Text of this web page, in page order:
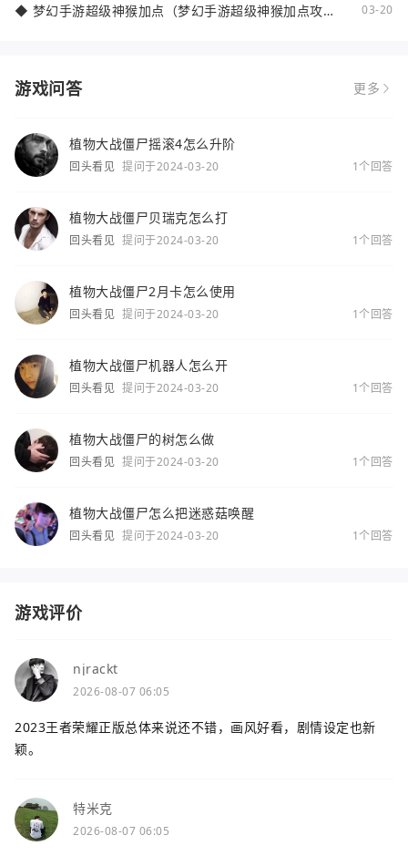
◆ 梦幻手游超级神猴加点（梦幻手游超级神猴加点攻
03-20
游戏问答 更多
植物大战僵尸摇滚4怎么升阶
回头看见 提问于2024-03-20 1个回答
植物大战僵尸贝瑞克怎么打
回头看见 提问于2024-03-20 1个回答
植物大战僵尸2月卡怎么使用
回头看见 提问于2024-03-20 1个回答
植物大战僵尸机器人怎么开
回头看见 提问于2024-03-20 1个回答
植物大战僵尸的树怎么做
回头看见 提问于2024-03-20 1个回答
植物大战僵尸怎么把迷惑菇唤醒
回头看见 提问于2024-03-20 1个回答
游戏评价
njrackt
2026-08-07 06:05
2023王者荣耀正版总体来说还不错，画风好看，剧情设定也新
颖。
特米克
2026-08-07 06:05